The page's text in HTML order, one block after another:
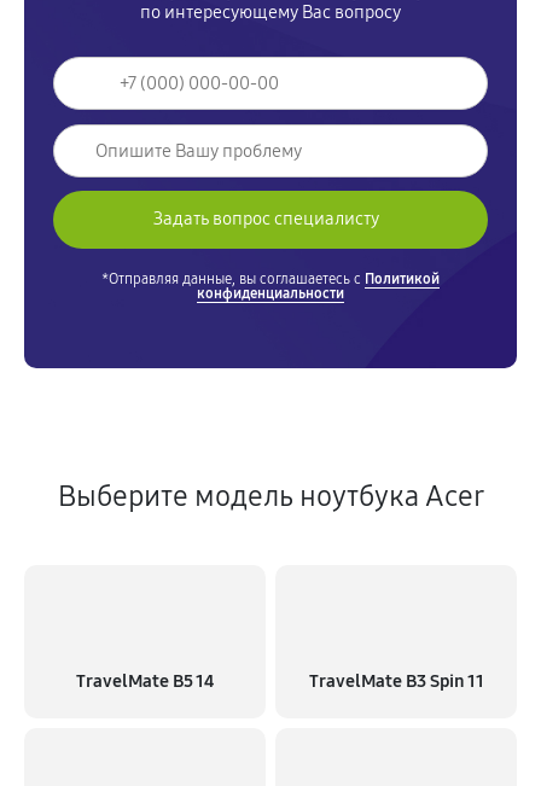
по интересующему Вас вопросу
*Отправляя данные, вы соглашаетесь с Политикой
конфиденциальности
Выберите модель ноутбука Acer
TravelMate B5 14 TravelMate B3 Spin 11